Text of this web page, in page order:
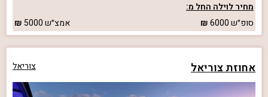
מחיר לוילה החל מ:
סופ״ש6000 אמצ״ש5000
אחוזת צוריאל צוריאל